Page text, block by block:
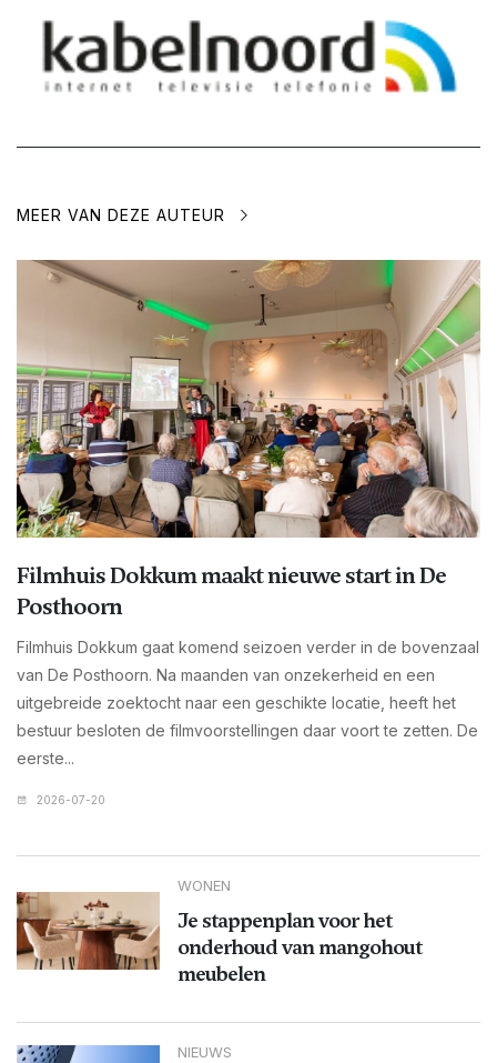
MEER VAN DEZE AUTEUR
Filmhuis Dokkum maakt nieuwe start in De
Posthoorn
Filmhuis Dokkum gaat komend seizoen verder in de bovenzaal
van De Posthoorn. Na maanden van onzekerheid en een
uitgebreide zoektocht naar een geschikte locatie, heeft het
bestuur besloten de filmvoorstellingen daar voort te zetten. De
eerste...
2026-07-20
WONEN
Je stappenplan voor het
onderhoud van mangohout
meubelen
NIEUWS